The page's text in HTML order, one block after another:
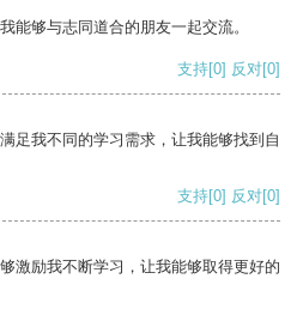
能够与志同道合的朋友一起交流。
支持[0] 反对[0]
足我不同的学习需求，让我能够找到自
支持[0] 反对[0]
激励我不断学习，让我能够取得更好的